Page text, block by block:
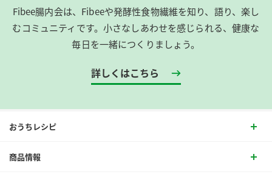
Fibee腸内会は、​Fibeeや発酵性食物繊維を知り、語り、楽し
むコミュニティです。​小さなしあわせを感じられる、健康な
毎日を一緒につくりましょう。
詳しくはこちら
おうちレシピ
商品情報